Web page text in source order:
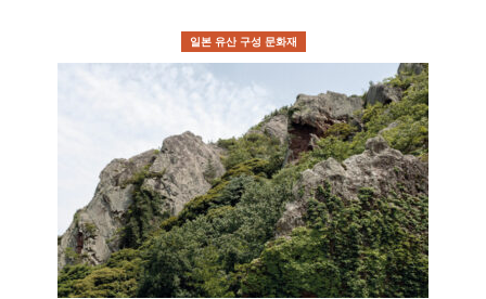
일본 유산 구성 문화재